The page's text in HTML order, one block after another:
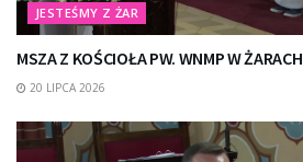
JESTEŚMY Z ŻAR
MSZA Z KOŚCIOŁA PW. WNMP W ŻARACH
20 LIPCA 2026